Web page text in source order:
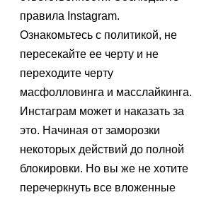
правила Instagram.
Ознакомьтесь с политикой, не
пересекайте ее черту и не
переходите черту
масфолловинга и масслайкинга.
Инстаграм может и наказать за
это. Начиная от заморозки
некоторых действий до полной
блокировки. Но вы же не хотите
перечеркнуть все вложенные